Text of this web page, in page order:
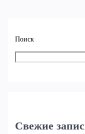
Поиск
Свежие